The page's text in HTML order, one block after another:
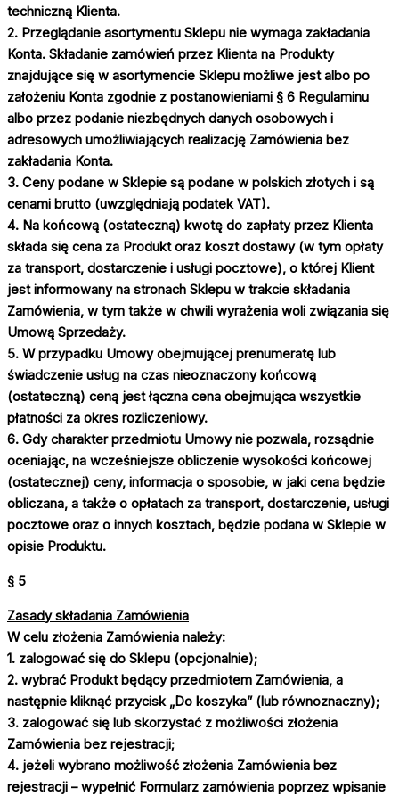
techniczną Klienta.
2. Przeglądanie asortymentu Sklepu nie wymaga zakładania
Konta. Składanie zamówień przez Klienta na Produkty
znajdujące się w asortymencie Sklepu możliwe jest albo po
założeniu Konta zgodnie z postanowieniami § 6 Regulaminu
albo przez podanie niezbędnych danych osobowych i
adresowych umożliwiających realizację Zamówienia bez
zakładania Konta.
3. Ceny podane w Sklepie są podane w polskich złotych i są
cenami brutto (uwzględniają podatek VAT).
4. Na końcową (ostateczną) kwotę do zapłaty przez Klienta
składa się cena za Produkt oraz koszt dostawy (w tym opłaty
za transport, dostarczenie i usługi pocztowe), o której Klient
jest informowany na stronach Sklepu w trakcie składania
Zamówienia, w tym także w chwili wyrażenia woli związania się
Umową Sprzedaży.
5. W przypadku Umowy obejmującej prenumeratę lub
świadczenie usług na czas nieoznaczony końcową
(ostateczną) ceną jest łączna cena obejmująca wszystkie
płatności za okres rozliczeniowy.
6. Gdy charakter przedmiotu Umowy nie pozwala, rozsądnie
oceniając, na wcześniejsze obliczenie wysokości końcowej
(ostatecznej) ceny, informacja o sposobie, w jaki cena będzie
obliczana, a także o opłatach za transport, dostarczenie, usługi
pocztowe oraz o innych kosztach, będzie podana w Sklepie w
opisie Produktu.
§ 5
Zasady składania Zamówienia
W celu złożenia Zamówienia należy:
1. zalogować się do Sklepu (opcjonalnie);
2. wybrać Produkt będący przedmiotem Zamówienia, a
następnie kliknąć przycisk „Do koszyka” (lub równoznaczny);
3. zalogować się lub skorzystać z możliwości złożenia
Zamówienia bez rejestracji;
4. jeżeli wybrano możliwość złożenia Zamówienia bez
rejestracji – wypełnić Formularz zamówienia poprzez wpisanie